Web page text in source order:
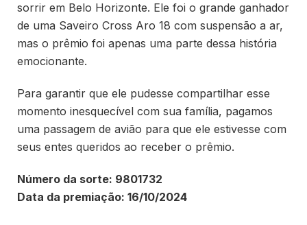
sorrir em Belo Horizonte. Ele foi o grande ganhador
de uma Saveiro Cross Aro 18 com suspensão a ar,
mas o prêmio foi apenas uma parte dessa história
emocionante.
Para garantir que ele pudesse compartilhar esse
momento inesquecível com sua família, pagamos
uma passagem de avião para que ele estivesse com
seus entes queridos ao receber o prêmio.
Número da sorte: 9801732
Data da premiação: 16/10/2024